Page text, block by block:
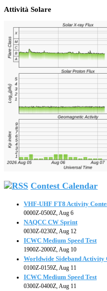
Attività Solare
Contest Calendar
VHF-UHF FT8 Activity
0000Z-0500Z, Aug 6
NAQCC CW Sprint
0030Z-0230Z, Aug 12
ICWC Medium Speed Test
1900Z-2000Z, Aug 10
Worldwide Sideband Activity
0100Z-0159Z, Aug 11
ICWC Medium Speed Test
0300Z-0400Z, Aug 11